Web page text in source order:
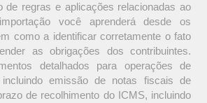
de regras e aplicações relacionadas ao
você aprenderá desde os
como a identificar corretamente o fato
as obrigações dos contribuintes.
detalhados para operações de
incluindo emissão de notas fiscais de
de recolhimento do ICMS, incluindo